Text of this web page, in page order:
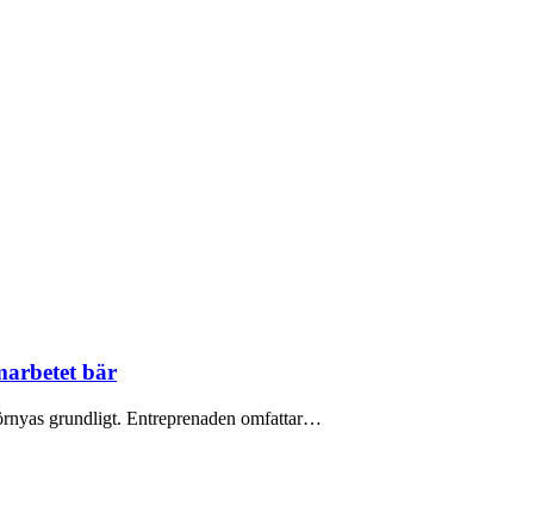
bär
grundligt. Entreprenaden omfattar…